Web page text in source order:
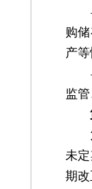
县
购
产等
县
监
未
期